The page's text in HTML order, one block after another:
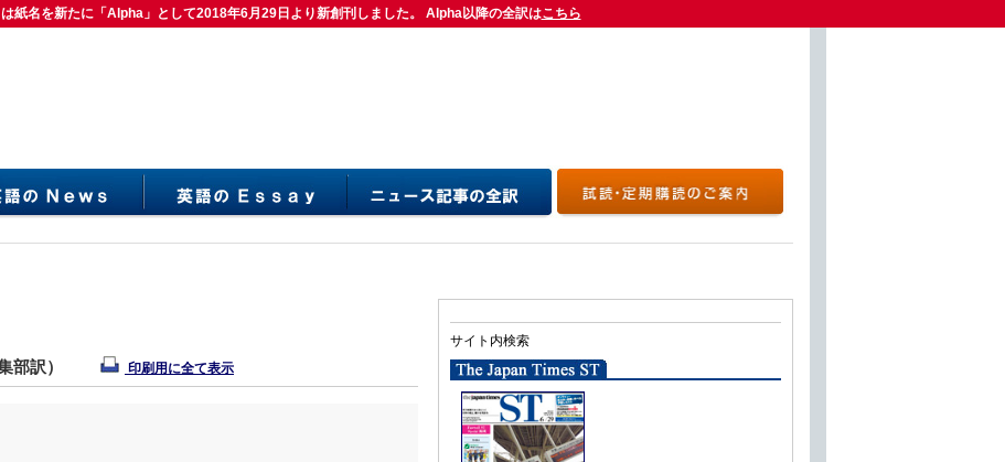
は紙名を新たに「Alpha」として2018年6月29日より新創刊しました。 Alpha以降の全訳はこちら
は紙名を新たに「Alpha」として2018年6月29日より新創刊しました。 Alpha以降の全訳はこちら
部訳） 印刷用に全て表示
サイト内検索